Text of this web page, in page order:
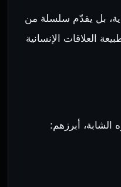
بل يقدّم سلسلة من
العلاقات الإنسانية
أبرزهم: